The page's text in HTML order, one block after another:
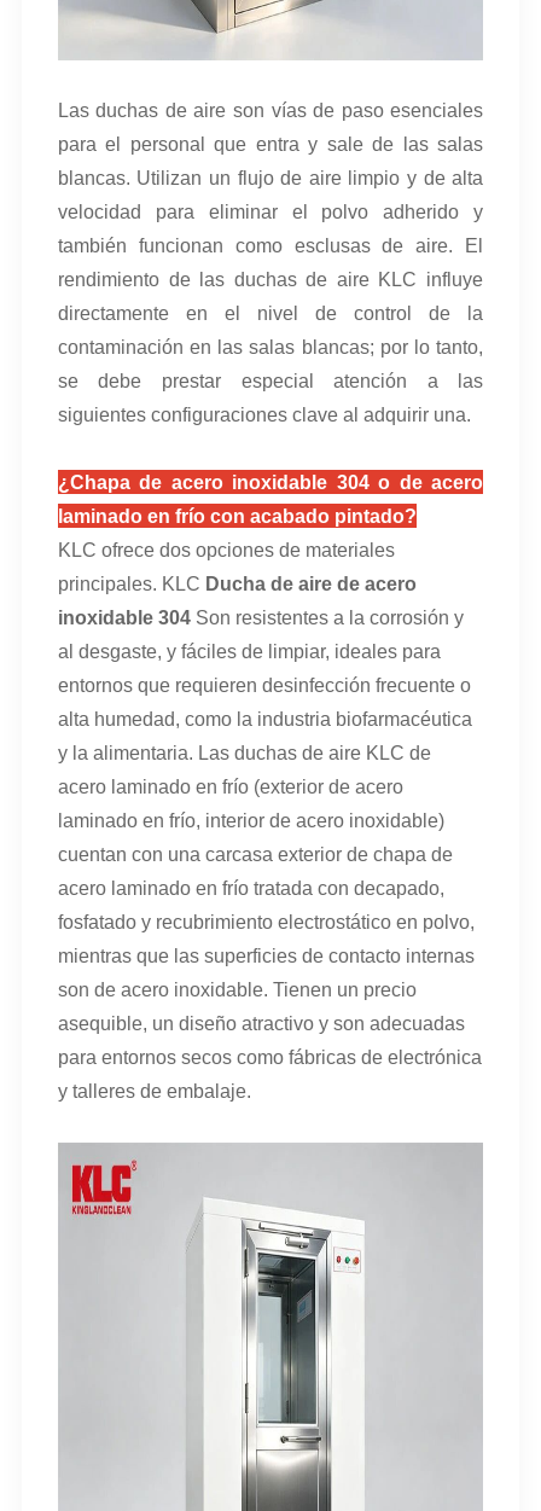
Las duchas de aire son vías de paso esenciales
para el personal que entra y sale de las salas
blancas. Utilizan un flujo de aire limpio y de alta
velocidad para eliminar el polvo adherido y
también funcionan como esclusas de aire. El
rendimiento de las duchas de aire KLC influye
directamente en el nivel de control de la
contaminación en las salas blancas; por lo tanto,
se debe prestar especial atención a las
siguientes configuraciones clave al adquirir una.
¿Chapa de acero inoxidable 304 o de acero
laminado en frío con acabado pintado?
KLC ofrece dos opciones de materiales
principales. KLC Ducha de aire de acero
inoxidable 304Son resistentes a la corrosión y
al desgaste, y fáciles de limpiar, ideales para
entornos que requieren desinfección frecuente o
alta humedad, como la industria biofarmacéutica
y la alimentaria. Las duchas de aire KLC de
acero laminado en frío (exterior de acero
laminado en frío, interior de acero inoxidable)
cuentan con una carcasa exterior de chapa de
acero laminado en frío tratada con decapado,
fosfatado y recubrimiento electrostático en polvo,
mientras que las superficies de contacto internas
son de acero inoxidable. Tienen un precio
asequible, un diseño atractivo y son adecuadas
para entornos secos como fábricas de electrónica
y talleres de embalaje.